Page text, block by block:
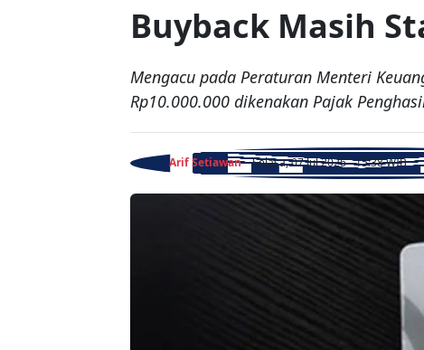
Buyback Masih
Mengacu pada Peraturan Menteri
Rp10.000.000 dikenakan Pajak
Arif Setiawan - Selasa, 07 Jul 2026 - 15:38 WIB